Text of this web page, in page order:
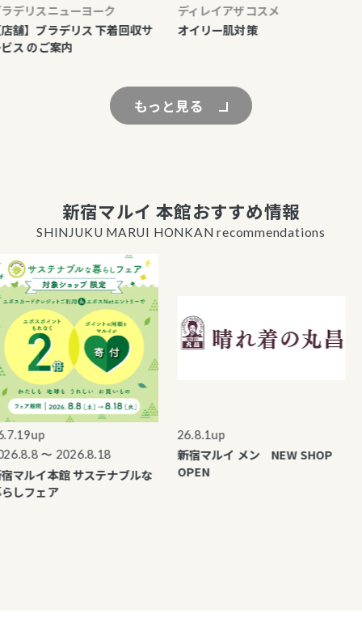
リスニューヨーク
】ブラデリス 下着回収サ
のご案内
ディレイアザコスメ
オイリー肌対策
もっと見る
新宿マルイ 本館おすすめ情報
SHINJUKU MARUI HONKAN recommendations
〜 2026.8.18
ルイ本館 サステナブルな
フェア
26.8.1up
新宿マルイ メン NEW SHOP
OPEN